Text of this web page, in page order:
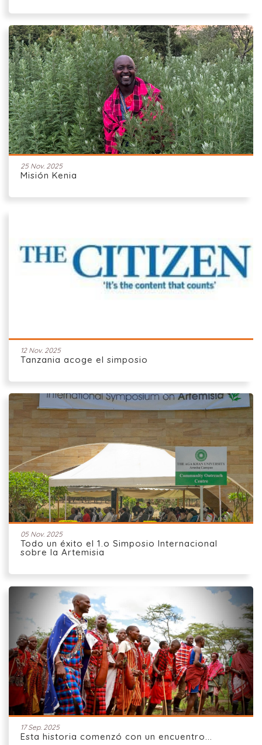
25 Nov. 2025
Misión Kenia
12 Nov. 2025
Tanzania acoge el simposio
05 Nov. 2025
Todo un éxito el 1.o Simposio Internacional
sobre la Artemisia
17 Sep. 2025
Esta historia comenzó con un encuentro...